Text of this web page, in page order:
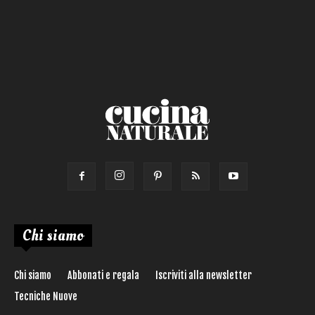
Chi siamo
Chi siamo Abbonati e regala
Iscriviti alla newsletter
Tecniche Nuove